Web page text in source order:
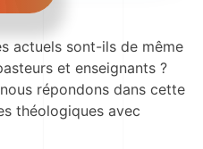
actuels sont-ils de même
et enseignants ?
répondons dans cette
théologiques avec